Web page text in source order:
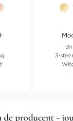
3-
de producent -